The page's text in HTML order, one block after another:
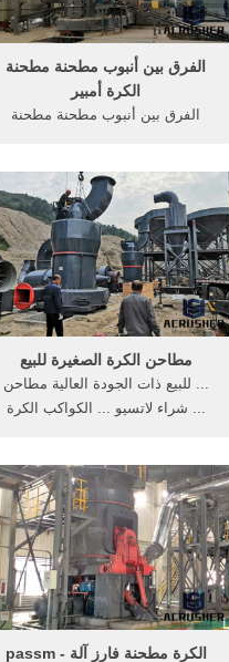
الفرق بين أنبوب مطحنة مطحنة
الكرة أمبير
الفرق بين أنبوب مطحنة مطحنة
مطاحن الكرة الصغيرة للبيع
... للبيع ذات الجودة العالية مطاحن
... شراء لاتسيو ... الكواكب الكرة
الكرة مطحنة فارز آلة - passm